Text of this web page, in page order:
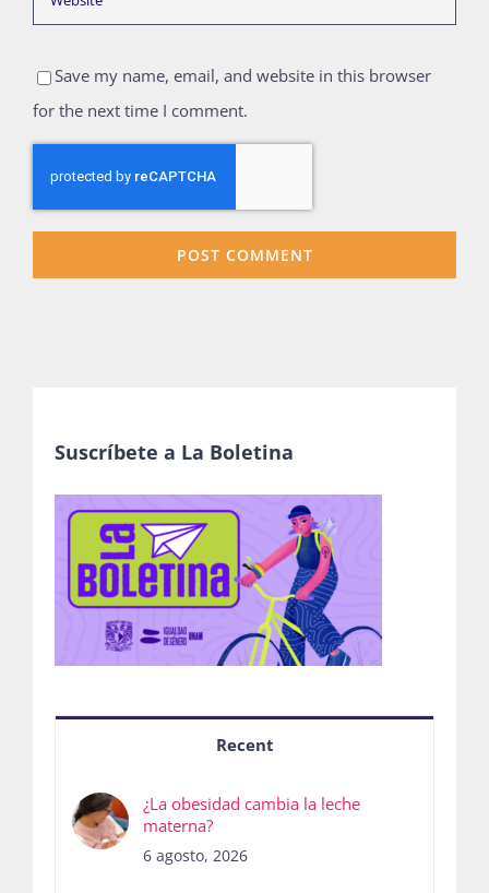
Save my name, email, and website in this browser
for the next time I comment.
Suscríbete a La Boletina
Recent
¿La obesidad cambia la leche
materna?
6 agosto, 2026